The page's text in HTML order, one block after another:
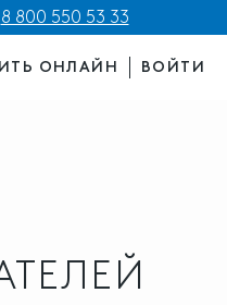
8 800 550 53 33
ОНЛАЙН ВОЙТИ